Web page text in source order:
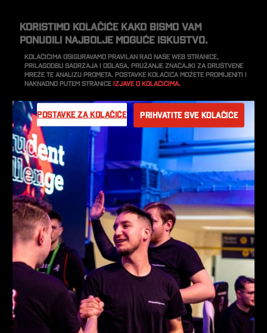
Koristimo kolačiće kako bismo vam
ponudili najbolje moguće iskustvo.
Kolačićima osiguravamo pravilan rad naše web stranice,
prilagodbu sadržaja i oglasa, pružanje značajki za društvene
mreže te analizu prometa. Postavke kolačića možete promijeniti i
naknadno putem straniceIzjave o kolačićima.
Postavke za kolačiće Prihvatite sve kolačiće